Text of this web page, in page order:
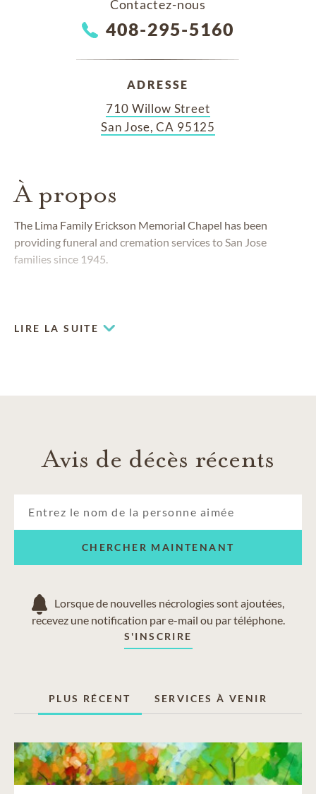
Contactez-nous
408-295-5160
ADRESSE
710 Willow Street
San Jose, CA 95125
À propos
The Lima Family Erickson Memorial Chapel has been
providing funeral and cremation services to San Jose
families since 1945.
LIRE LA SUITE
Avis de décès récents
CHERCHER MAINTENANT
Lorsque de nouvelles nécrologies sont ajoutées,
recevez une notification par e-mail ou par téléphone.
S'INSCRIRE
PLUS RÉCENT SERVICES À VENIR